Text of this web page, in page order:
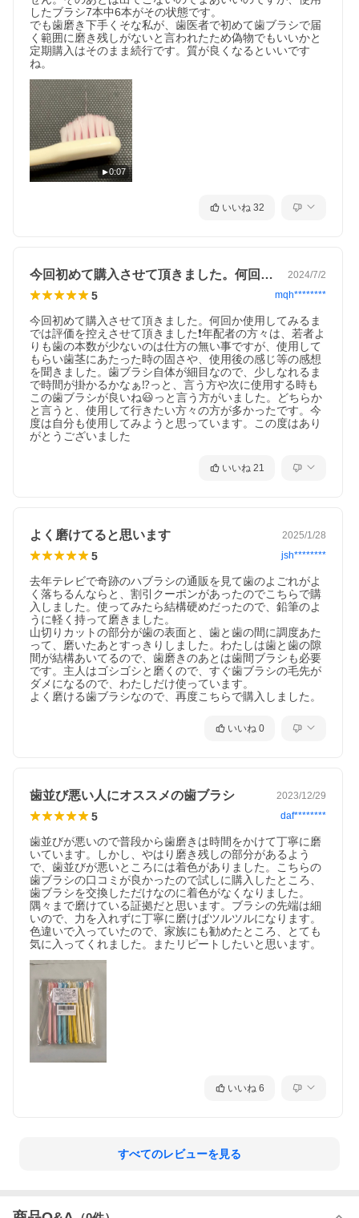
したブラシ7本中6本がその状態です。
でも歯磨き下手くそな私が、歯医者で初めて歯ブラシで届
く範囲に磨き残しがないと言われたため偽物でもいいかと
定期購入はそのまま続行です。質が良くなるといいです
ね。
0:07
いいね 32
今回初めて購入させて頂きました。何回か… 2024/7/2
5 mqh********
今回初めて購入させて頂きました。何回か使用してみるま
では評価を控えさせて頂きました❗️年配者の方々は、若者よ
りも歯の本数が少ないのは仕方の無い事ですが、使用して
もらい歯茎にあたった時の固さや、使用後の感じ等の感想
を聞きました。歯ブラシ自体が細目なので、少しなれるま
で時間が掛かるかなぁ⁉️っと、言う方や次に使用する時も
この歯ブラシが良いね😃っと言う方がいました。どちらか
と言うと、使用して行きたい方々の方が多かったです。今
度は自分も使用してみようと思っています。この度はあり
がとうございました
いいね 21
よく磨けてると思います 2025/1/28
5 jsh********
去年テレビで奇跡のハブラシの通販を見て歯のよごれがよ
く落ちるんならと、割引クーポンがあったのでこちらで購
入しました。使ってみたら結構硬めだったので、鉛筆のよ
うに軽く持って磨きました。
山切りカットの部分が歯の表面と、歯と歯の間に調度あた
って、磨いたあとすっきりしました。わたしは歯と歯の隙
間が結構あいてるので、歯磨きのあとは歯間ブラシも必要
です。主人はゴシゴシと磨くので、すぐ歯ブラシの毛先が
ダメになるので、わたしだけ使っています。
よく磨ける歯ブラシなので、再度こちらで購入しました。
いいね 0
歯並び悪い人にオススメの歯ブラシ 2023/12/29
5 daf********
歯並びが悪いので普段から歯磨きは時間をかけて丁寧に磨
いています。しかし、やはり磨き残しの部分があるよう
で、歯並びが悪いところには着色がありました。こちらの
歯ブラシの口コミが良かったので試しに購入したところ、
歯ブラシを交換しただけなのに着色がなくなりました。
隅々まで磨けている証拠だと思います。ブラシの先端は細
いので、力を入れずに丁寧に磨けばツルツルになります。
色違いで入っていたので、家族にも勧めたところ、とても
気に入ってくれました。またリピートしたいと思います。
いいね 6
すべてのレビューを見る